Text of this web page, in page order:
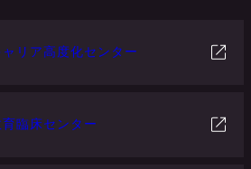
リア高度化センター
臨床センター